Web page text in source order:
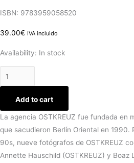
ISBN: 9783959058520
39.00€ IVA incluido
Availability: In stock
Add to cart
La agencia OSTKREUZ fue fundada en
que sacudieron Berlín Oriental en 1990.
90s, nueve fotógrafos de OSTKREUZ
Annette Hauschild (OSTKREUZ) y Boaz